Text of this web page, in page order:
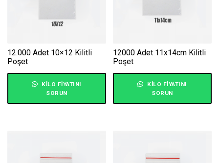
12.000 Adet 10×12 Kilitli
Poşet
KILO FIYATINI
SORUN
12000 Adet 11x14cm Kilitli
Poşet
KILO FIYATINI
SORUN